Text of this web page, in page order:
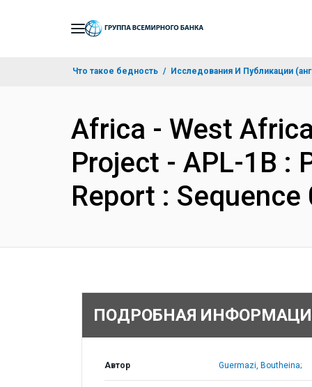
Что такое бедность Исследования И Публикации
Africa - West
Project - APL-1B :
Report :
ПОДРОБНАЯ
Автор Guermazi, Boutheina;